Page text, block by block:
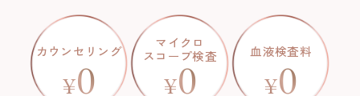
カウンセリング
¥0
マイクロ
スコープ検査
¥0
血液検査料
¥0